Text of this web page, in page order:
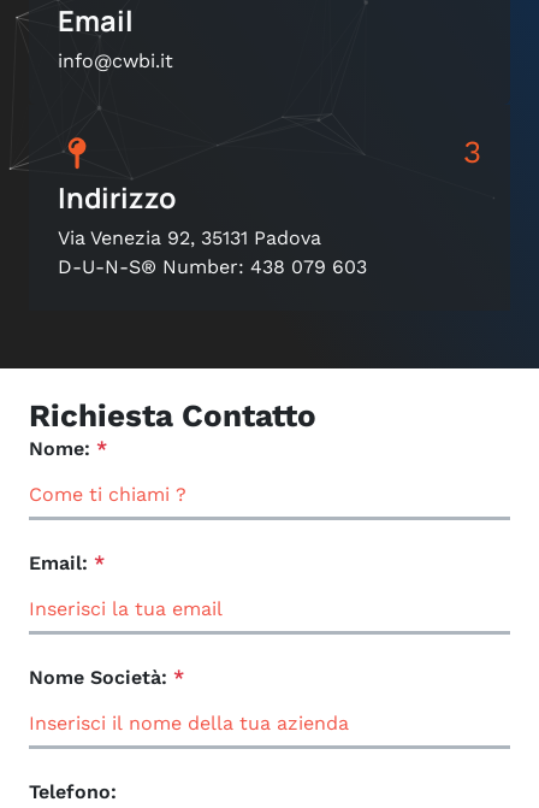
Email
info@cwbi.it
3
Indirizzo
Via Venezia 92, 35131 Padova
D-U-N-S® Number: 438 079 603
Richiesta Contatto
Nome: *
Email: *
Nome Società: *
Telefono: